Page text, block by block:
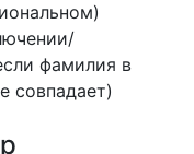
фамилия в
совпадает)